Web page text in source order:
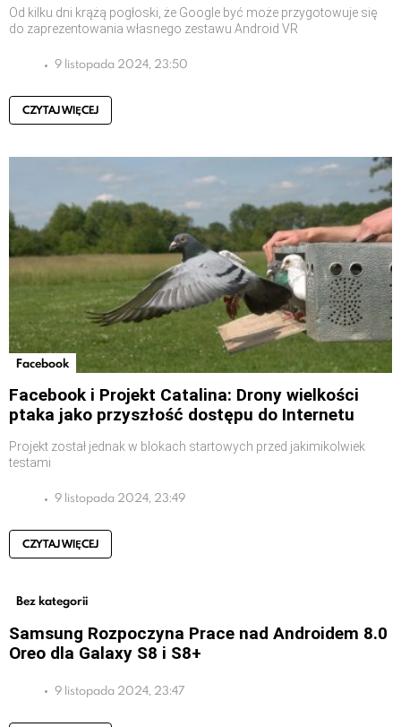
Od kilku dni krążą pogłoski, że Google być może przygotowuje się
do zaprezentowania własnego zestawu Android VR
9 listopada 2024, 23:50
CZYTAJ WIĘCEJ
Facebook
Facebook i Projekt Catalina: Drony wielkości
ptaka jako przyszłość dostępu do Internetu
Projekt został jednak w blokach startowych przed jakimikolwiek
testami
9 listopada 2024, 23:49
CZYTAJ WIĘCEJ
Bez kategorii
Samsung Rozpoczyna Prace nad Androidem 8.0
Oreo dla Galaxy S8 i S8+
9 listopada 2024, 23:47